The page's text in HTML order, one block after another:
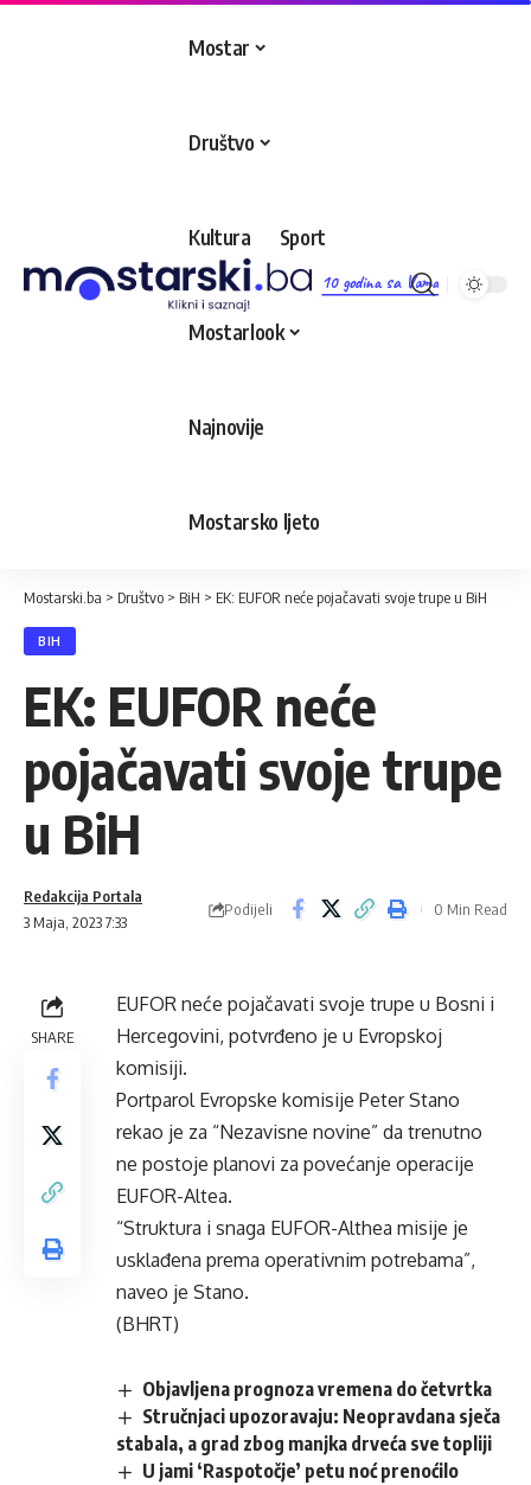
10 godina sa Vama
Mostar
Društvo
Kultura Sport
Mostarlook
Najnovije
Mostarsko ljeto
Mostarski.ba > Društvo > BiH > EK: EUFOR neće pojačavati svoje trupe u BiH
BIH
EK: EUFOR neće
pojačavati svoje trupe
u BiH
3 Maja, 2023 7:33
Redakcija Portala
Podijeli 0 Min Read
SHARE
EUFOR neće pojačavati svoje trupe u Bosni i
Hercegovini, potvrđeno je u Evropskoj
komisiji.
Portparol Evropske komisije Peter Stano
rekao je za “Nezavisne novine” da trenutno
ne postoje planovi za povećanje operacije
EUFOR-Altea.
“Struktura i snaga EUFOR-Althea misije je
usklađena prema operativnim potrebama”,
naveo je Stano.
(BHRT)
Objavljena prognoza vremena do četvrtka
Stručnjaci upozoravaju: Neopravdana sječa
stabala, a grad zbog manjka drveća sve topliji
U jami ‘Raspotočje’ petu noć prenoćilo